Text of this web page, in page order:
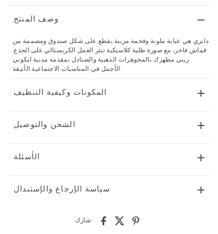
وصف المنتج
دايزي هي عباية ملونة وفخمة مزينة بقطع على شكل صندوق ومصممة من
قماش فاخر، مع صورة ظلية كلاسيكية تنثر العمل الكريستالي على الجذع.
زيني مظهرك بالمجوهرات الذهبية والصنادل بمقدمة مدببة لتكوني
الأجمل في المناسبات الاجتماعية الأنيقة.
المكونات وكيفية التنظيف
الشحن والتوصيل
الأسئلة
سياسة الإرجاع والإستبدال
شارك: